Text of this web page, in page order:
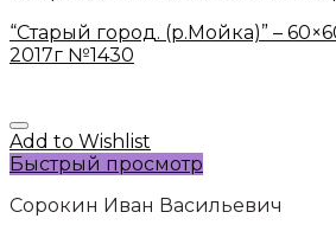
“Старый город. (р.Мойка)” –
2017г №1430
Add to Wishlist
Быстрый просмотр
Сорокин Иван Васильевич